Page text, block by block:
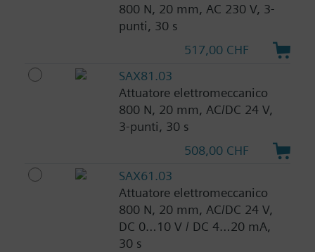
800 N, 20 mm, AC 230 V, 3-
punti, 30 s
517,00 CHF
SAX81.03
Attuatore elettromeccanico
800 N, 20 mm, AC/DC 24 V,
3-punti, 30 s
508,00 CHF
SAX61.03
Attuatore elettromeccanico
800 N, 20 mm, AC/DC 24 V,
DC 0…10 V / DC 4…20 mA,
30 s